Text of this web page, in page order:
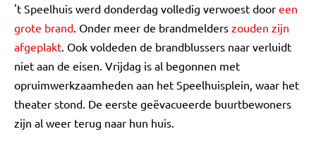
't Speelhuis werd donderdag volledig verwoest door een
grote brand. Onder meer de brandmelders zouden zijn
afgeplakt. Ook voldeden de brandblussers naar verluidt
niet aan de eisen. Vrijdag is al begonnen met
opruimwerkzaamheden aan het Speelhuisplein, waar het
theater stond. De eerste geëvacueerde buurtbewoners
zijn al weer terug naar hun huis.